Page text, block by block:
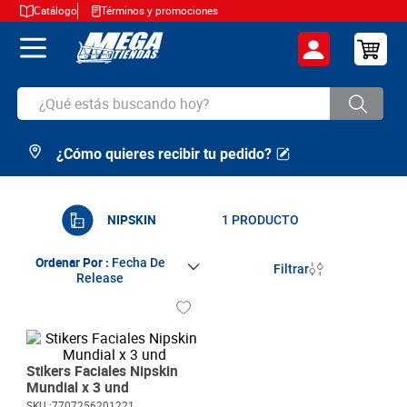
Catálogo Términos y promociones
¿Qué estás buscando hoy?
TÉRMINOS MÁS BUSCADOS
.
arroz
cafe
6.
azucar
7.
huevos
¿Cómo quieres recibir tu pedido?
NIPSKIN 1 PRODUCTO
Ordenar Por
Fecha De
Release
Filtrar
Stikers Faciales Nipskin
Mundial x 3 und